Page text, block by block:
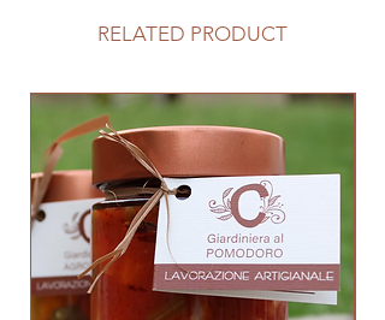
RELATED PRODUCT